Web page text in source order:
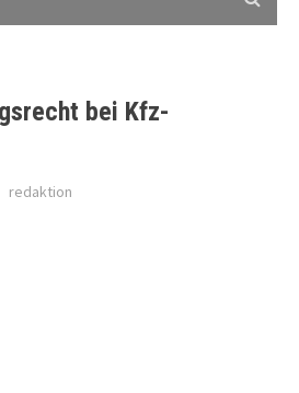
bei Kfz-
redaktion